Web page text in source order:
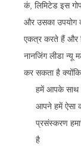
कं, लिमिटेड इस
और उसका उपयोग
एकत्र करते हैं और
नानजिंग लीडा न्यू
कर सकता है
हमें आपके साथ
आपने हमें ऐसा
प्रसंस्करण
है